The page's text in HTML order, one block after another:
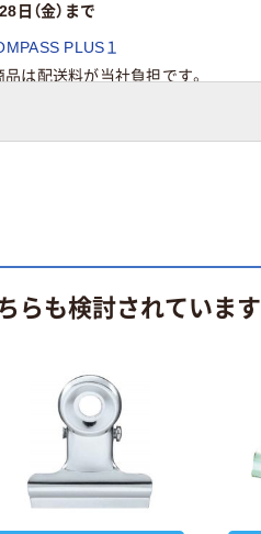
日（金）まで
PLUS１
は配送料が当社負担です。
らも検討されています